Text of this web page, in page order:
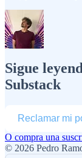
Sigue
Substack
Reclamar mi
O compra una
© 2026 Pedro